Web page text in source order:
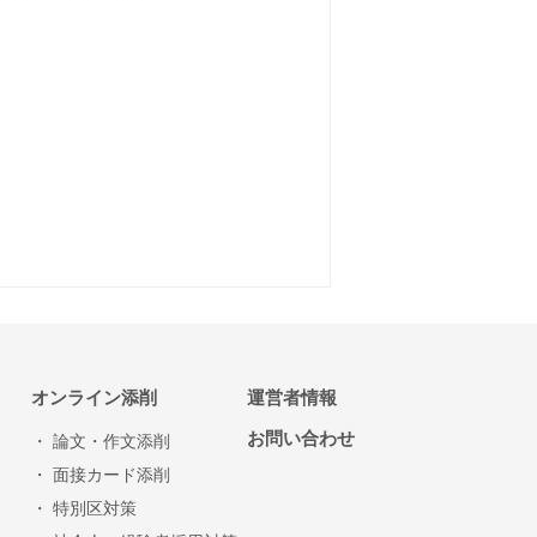
オンライン添削
・ 論文・作文添削
・ 面接カード添削
・ 特別区対策
運営者情報
お問い合わせ